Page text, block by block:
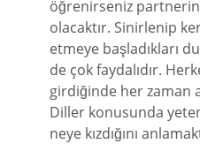
öğrenirseniz
olacaktır. Sinirlenip
etmeye başladıkları
de çok faydalıdır.
girdiğinde her zaman
Diller konusunda
neye kızdığını